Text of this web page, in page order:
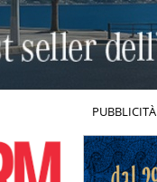
PUBBLICITÀ